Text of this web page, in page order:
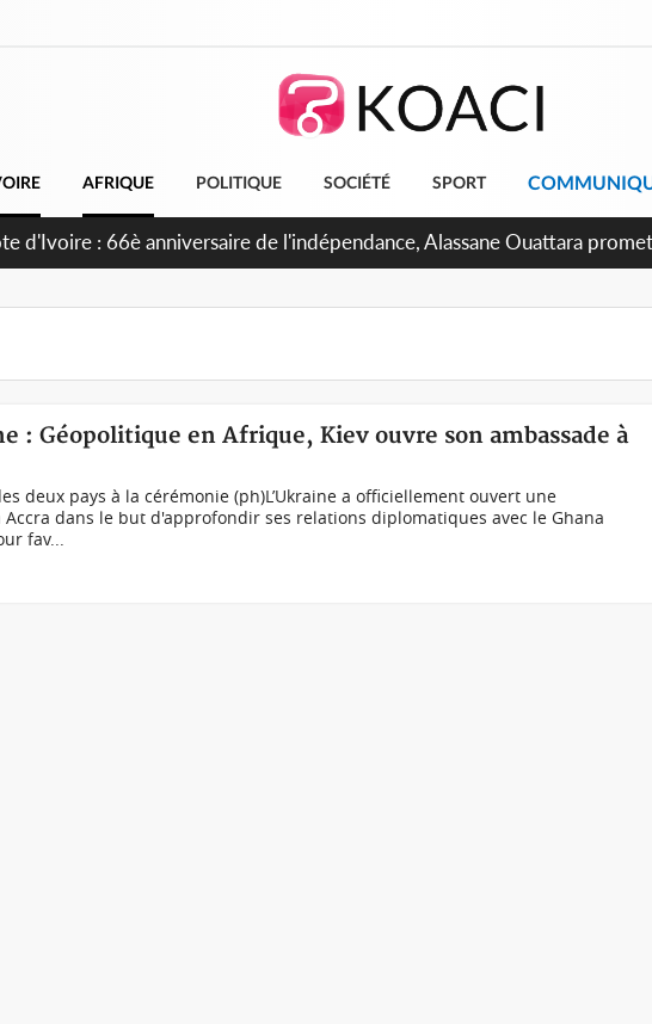
AFRIQUE POLITIQUE SOCIÉTÉ SPORT
d'Ivoire : 66è anniversaire de l'indépendance, Alassane Ouattara
: Géopolitique en Afrique, Kiev ouvre son ambassade à
deux pays à la cérémonie (ph)L’Ukraine a officiellement ouvert une
Accra dans le but d'approfondir ses relations diplomatiques avec le Ghana
fav...